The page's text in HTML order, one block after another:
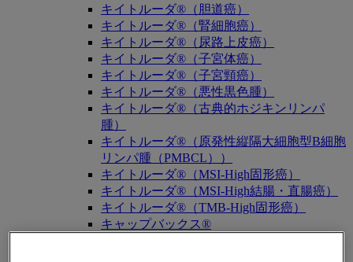
キイトルーダ®（胆道癌）
キイトルーダ®（腎細胞癌）
キイトルーダ®（尿路上皮癌）
キイトルーダ®（子宮体癌）
キイトルーダ®（子宮頸癌）
キイトルーダ®（悪性黒色腫）
キイトルーダ®（古典的ホジキンリンパ
腫）
キイトルーダ®（原発性縦隔大細胞型B細胞
リンパ腫（PMBCL））
キイトルーダ®（MSI-High固形癌）
キイトルーダ®（MSI-High結腸・直腸癌）
キイトルーダ®（TMB-High固形癌）
キャップバックス®